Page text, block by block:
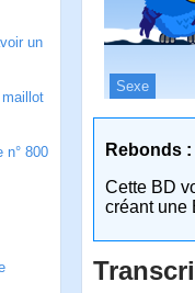
un
n° 800
Sexe
Rebonds :
Cette BD
créant une